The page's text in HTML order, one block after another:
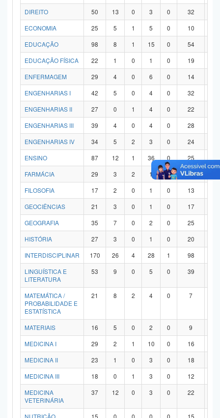
DIREITO 50 13 0 3 0 32
ECONOMIA
25 5 1 5 0 10
EDUCAÇÃO
98 8 1 15 0 54
EDUCAÇÃO FÍSICA
22 1 0 1 0 19
ENFERMAGEM
29 4 0 6 0 14
ENGENHARIAS I
42 5 0 4 0 32
ENGENHARIAS II
27 0 1 4 0 22
ENGENHARIAS III
39 4 0 4 0 28
ENGENHARIAS IV
34 5 2 3 0 24
ENSINO
87 12 1 36 0 25
FARMÁCIA
29 3 2 1 0 21
FILOSOFIA
17 2 0 1 0 13
GEOCIÊNCIAS
21 3 0 1 0 17
GEOGRAFIA
35 7 0 2 0 25
HISTÓRIA
27 3 0 1 0 20
INTERDISCIPLINAR
170 26 4 28 1 98
LINGUÍSTICA E
LITERATURA
53 9 0 5 0 39
MATEMÁTICA /
PROBABILIDADE E
ESTATÍSTICA
21 8 2 4 0 7
MATERIAIS 16 5 0 2 0 9
MEDICINA I
29 2 1 10 0 16
MEDICINA II
23 1 0 3 0 18
MEDICINA III
18 0 1 3 0 12
MEDICINA
VETERINÁRIA
37 12 0 3 0 22
NUTRIÇÃO 15 0 0 0 0 15